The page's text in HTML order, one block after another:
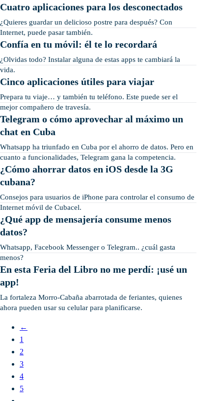
ahorrar.
Cuatro aplicaciones para los desconectados
¿Quieres guardar un delicioso postre para después? Con
Internet, puede pasar también.
Confía en tu móvil: él te lo recordará
¿Olvidas todo? Instalar alguna de estas apps te cambiará la
vida.
Cinco aplicaciones útiles para viajar
Prepara tu viaje… y también tu teléfono. Este puede ser el
mejor compañero de travesía.
Telegram o cómo aprovechar al máximo un
chat en Cuba
Whatsapp ha triunfado en Cuba por el ahorro de datos. Pero en
cuanto a funcionalidades, Telegram gana la competencia.
¿Cómo ahorrar datos en iOS desde la 3G
cubana?
Consejos para usuarios de iPhone para controlar el consumo de
Internet móvil de Cubacel.
¿Qué app de mensajería consume menos
datos?
Whatsapp, Facebook Messenger o Telegram.. ¿cuál gasta
menos?
En esta Feria del Libro no me perdí: ¡usé un
app!
La fortaleza Morro-Cabaña abarrotada de feriantes, quienes
ahora pueden usar su celular para planificarse.
←
1
2
3
4
5